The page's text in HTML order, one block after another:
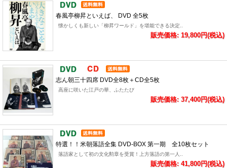
春風亭柳昇といえば、 DVD 全5枚
懐かしくも新しい「柳昇ワールド」を堪能できる決定..
販売価格: 19,800円(税込)
志ん朝三十四席 DVD全8枚＋CD全5枚
高座に咲いた江戸の華、ふたたび
販売価格: 37,400円(税込)
特選！！米朝落語全集 DVD-BOX 第一期 全10枚セット
落語家として初の文化勲章を受賞！上方落語の第一人..
販売価格: 41,800円(税込)